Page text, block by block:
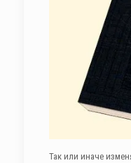
Так или иначе